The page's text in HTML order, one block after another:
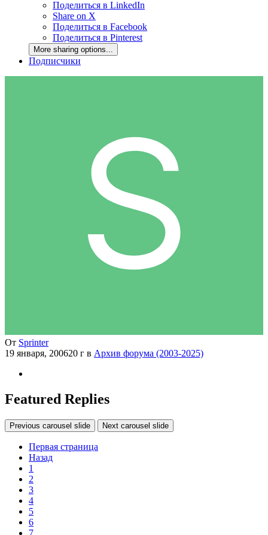
Поделиться в LinkedIn
Share on X
Поделиться в Facebook
Поделиться в Pinterest
More sharing options...
Подписчики
От Sprinter
19 января, 200620 г в Архив форума (2003-2025)
Featured Replies
Previous carousel slide Next carousel slide
Первая страница
Назад
1
2
3
4
5
6